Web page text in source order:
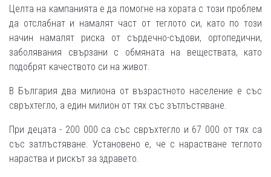
Целта на кампанията е да помогне на хората с този проблем
да отслабнат и намалят част от теглото си, като по този
начин намалят риска от сърдечно-съдови, ортопедични,
заболявания свързани с обмяната на веществата, като
подобрят качеството си на живот.
В България два милиона от възрастното население е със
свръхтегло, а един милион от тях със зътлъстяване.
При децата - 200 000 са със свръхтегло и 67 000 от тях са
със затлъстяване. Установено е, че с нарастване теглото
нараства и рискът за здравето.